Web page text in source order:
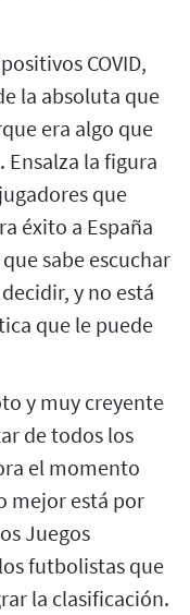
COVID,
la absoluta que
era algo que
la figura
que
éxito a España
sabe escuchar
y no está
que le puede
y muy creyente
de todos los
el momento
mejor está por
Juegos
futbolistas que
la clasificación.